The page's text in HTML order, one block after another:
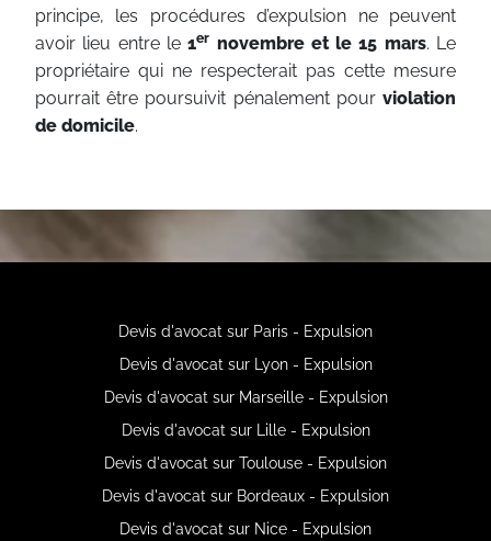
principe, les procédures d’expulsion ne peuvent
avoir lieu entre le1er novembre et le 15 mars. Le
propriétaire qui ne respecterait pas cette mesure
pourrait être poursuivit pénalement pour violation
de domicile.
Devis d'avocat sur Paris - Expulsion
Devis d'avocat sur Lyon - Expulsion
Devis d'avocat sur Marseille - Expulsion
Devis d'avocat sur Lille - Expulsion
Devis d'avocat sur Toulouse - Expulsion
Devis d'avocat sur Bordeaux - Expulsion
Devis d'avocat sur Nice - Expulsion